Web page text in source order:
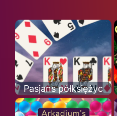
Pasjans półksiężyc